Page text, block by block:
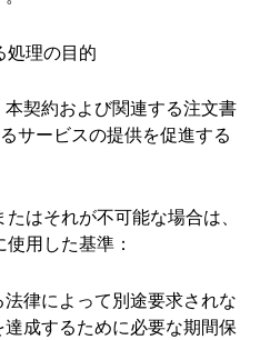
処理の目的
契約および関連する注文書
サービスの提供を促進する
はそれが不可能な場合は、
用した基準：
律によって別途要求されな
成するために必要な期間保